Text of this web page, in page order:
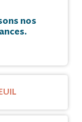
nos